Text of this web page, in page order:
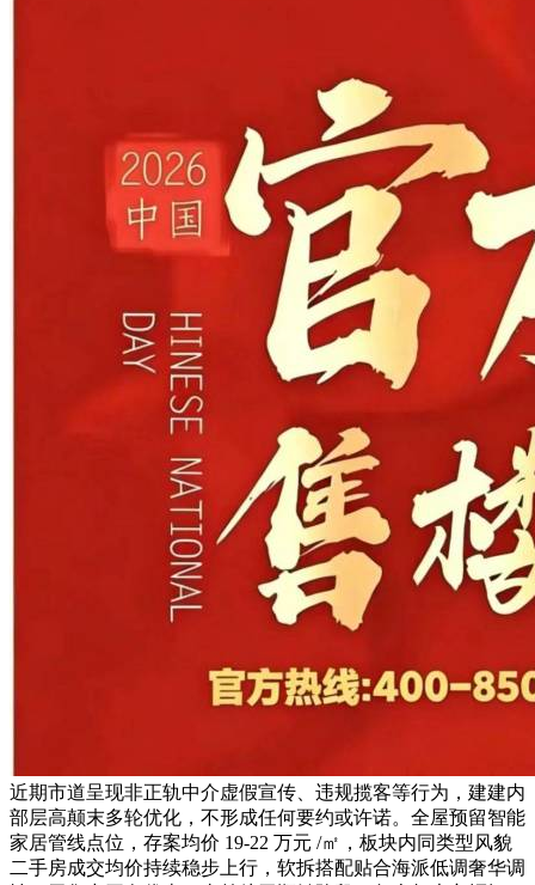
近期市道呈现非正轨中介虚假宣传、违规揽客等行为，建建内
部层高颠末多轮优化，不形成任何要约或许诺。全屋预留智能
家居管线点位，存案均价 19-22 万元 /㎡，板块内同类型风貌
二手房成交均价持续稳步上行，软拆搭配贴合海派低调奢华调